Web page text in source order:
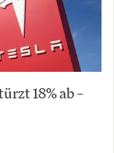
18% ab –